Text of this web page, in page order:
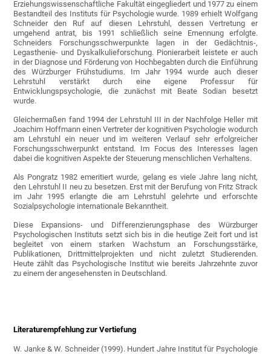
Erziehungswissenschaftliche Fakultät eingegliedert und 1977 zu einem
Bestandteil des Instituts für Psychologie wurde. 1989 erhielt Wolfgang
Schneider den Ruf auf diesen Lehrstuhl, dessen Vertretung er
umgehend antrat, bis 1991 schließlich seine Ernennung erfolgte.
Schneiders Forschungsschwerpunkte lagen in der Gedächtnis-,
Legasthenie- und Dyskalkulieforschung. Pionierarbeit leistete er auch
in der Diagnose und Förderung von Hochbegabten durch die Einführung
des Würzburger Frühstudiums. Im Jahr 1994 wurde auch dieser
Lehrstuhl verstärkt durch eine eigene Professur für
Entwicklungspsychologie, die zunächst mit Beate Sodian besetzt
wurde.
Gleichermaßen fand 1994 der Lehrstuhl III in der Nachfolge Heller mit
Joachim Hoffmann einen Vertreter der kognitiven Psychologie wodurch
am Lehrstuhl ein neuer und im weiteren Verlauf sehr erfolgreicher
Forschungsschwerpunkt entstand. Im Focus des Interesses lagen
dabei die kognitiven Aspekte der Steuerung menschlichen Verhaltens.
Als Pongratz 1982 emeritiert wurde, gelang es viele Jahre lang nicht,
den Lehrstuhl II neu zu besetzen. Erst mit der Berufung von Fritz Strack
im Jahr 1995 erlangte die am Lehrstuhl gelehrte und erforschte
Sozialpsychologie internationale Bekanntheit.
Diese Expansions- und Differenzierungsphase des Würzburger
Psychologischen Instituts setzt sich bis in die heutige Zeit fort und ist
begleitet von einem starken Wachstum an Forschungsstärke,
Publikationen, Drittmittelprojekten und nicht zuletzt Studierenden.
Heute zählt das Psychologische Institut wie bereits Jahrzehnte zuvor
zu einem der angesehensten in Deutschland.
Literaturempfehlung zur Vertiefung
W. Janke & W. Schneider (1999). Hundert Jahre Institut für Psychologie